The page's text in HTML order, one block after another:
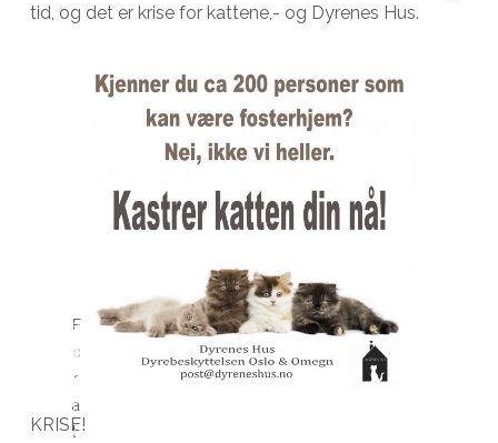
tid, og det er krise for kattene,- og Dyrenes Hus.
KRISE!
F
o
r
a
t
a
g
i
r
d